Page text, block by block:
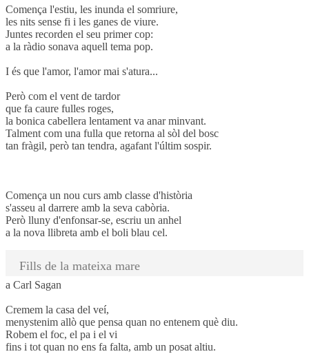
Comença l'estiu, les inunda el somriure,
les nits sense fi i les ganes de viure.
Juntes recorden el seu primer cop:
a la ràdio sonava aquell tema pop.
I és que l'amor, l'amor mai s'atura...
Però com el vent de tardor
que fa caure fulles roges,
la bonica cabellera lentament va anar minvant.
Talment com una fulla que retorna al sòl del bosc
tan fràgil, però tan tendra, agafant l'últim sospir.
Comença un nou curs amb classe d'història
s'asseu al darrere amb la seva cabòria.
Però lluny d'enfonsar-se, escriu un anhel
a la nova llibreta amb el boli blau cel.
Fills de la mateixa mare
a Carl Sagan
Cremem la casa del veí,
menystenim allò que pensa quan no entenem què diu.
Robem el foc, el pa i el vi
fins i tot quan no ens fa falta, amb un posat altiu.